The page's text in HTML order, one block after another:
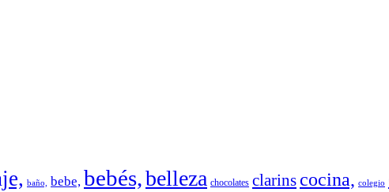
baño, bebe, bebés,belleza chocolates clarins cocina, colegio